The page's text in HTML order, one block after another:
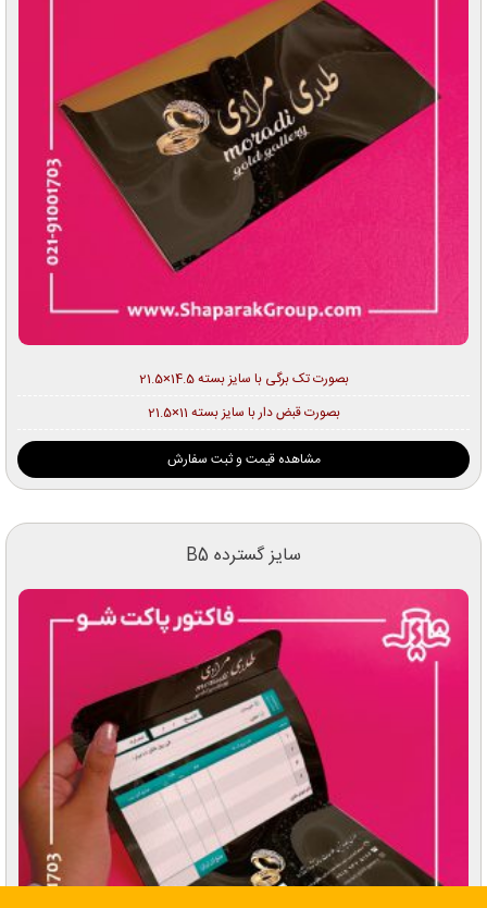
بصورت تک برگی با سایز بسته 14.5×21.5
بصورت قبض دار با سایز بسته 11×21.5
مشاهده قیمت و ثبت سفارش
سایز گسترده B5